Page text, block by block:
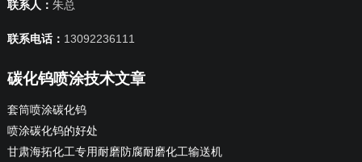
联系人： 朱总
联系电话： 13092236111
碳化钨喷涂技术文章
套筒喷涂碳化钨
喷涂碳化钨的好处
甘肃海拓化工专用耐磨防腐耐磨化工输送机